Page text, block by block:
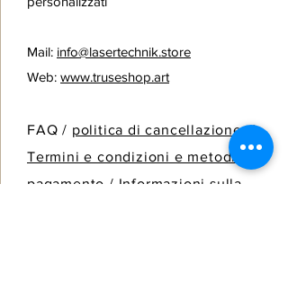
Mail: info@lasertechnik.store
Web: www.truseshop.art
FAQ / politica di cancellazione /
Termini e condizioni e metodi di
pagamento / Informazioni sulla